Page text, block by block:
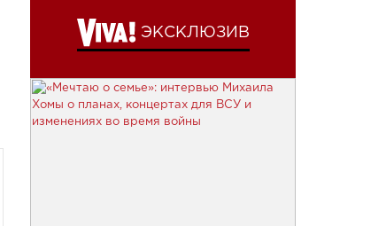
ЭКСКЛЮЗИВ